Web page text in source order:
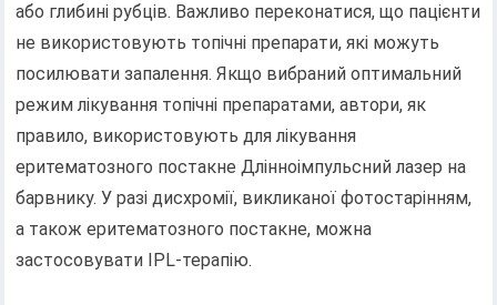
або глибині рубців. Важливо переконатися, що пацієнти
не використовують топічні препарати, які можуть
посилювати запалення. Якщо вибраний оптимальний
режим лікування топічні препаратами, автори, як
правило, використовують для лікування
еритематозного постакне Длінноімпульсний лазер на
барвнику. У разі дисхромії, викликаної фотостарінням,
а також еритематозного постакне, можна
застосовувати IPL-терапію.